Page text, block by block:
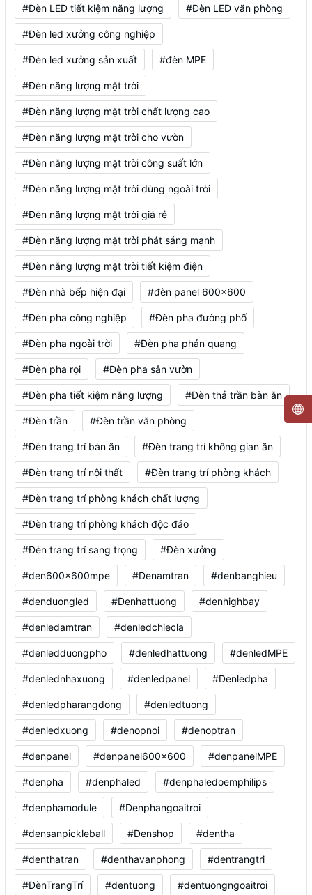
#Đèn LED tiết kiệm năng lượng #Đèn LED văn phòng
#Đèn led xưởng công nghiệp
#Đèn led xưởng sản xuất #đèn MPE
#Đèn năng lượng mặt trời
#Đèn năng lượng mặt trời chất lượng cao
#Đèn năng lượng mặt trời cho vườn
#Đèn năng lượng mặt trời công suất lớn
#Đèn năng lượng mặt trời dùng ngoài trời
#Đèn năng lượng mặt trời giá rẻ
#Đèn năng lượng mặt trời phát sáng mạnh
#Đèn năng lượng mặt trời tiết kiệm điện
#Đèn nhà bếp hiện đại #đèn panel 600x600
#Đèn pha công nghiệp #Đèn pha đường phố
#Đèn pha ngoài trời #Đèn pha phản quang
#Đèn pha rọi #Đèn pha sân vườn
#Đèn pha tiết kiệm năng lượng #Đèn thả trần bàn ăn
#Đèn trần #Đèn trần văn phòng
#Đèn trang trí bàn ăn #Đèn trang trí không gian ăn
#Đèn trang trí nội thất #Đèn trang trí phòng khách
#Đèn trang trí phòng khách chất lượng
#Đèn trang trí phòng khách độc đáo
#Đèn trang trí sang trọng #Đèn xưởng
#den600x600mpe #Denamtran #denbanghieu
#denduongled #Denhattuong #denhighbay
#denledamtran #denledchiecla
#denledduongpho #denledhattuong #denledMPE
#denlednhaxuong #denledpanel #Denledpha
#denledpharangdong #denledtuong
#denledxuong #denopnoi #denoptran
#denpanel #denpanel600x600 #denpanelMPE
#denpha #denphaled #denphaledoemphilips
#denphamodule #Denphangoaitroi
#densanpickleball #Denshop #dentha
#denthatran #denthavanphong #dentrangtri
#ĐènTrangTrí #dentuong #dentuongngoaitroi